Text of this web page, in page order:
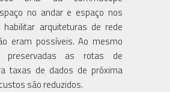
no andar e espaço nos
habilitar arquiteturas de rede
eram possíveis. Ao mesmo
preservadas as rotas de
taxas de dados de próxima
são reduzidos.